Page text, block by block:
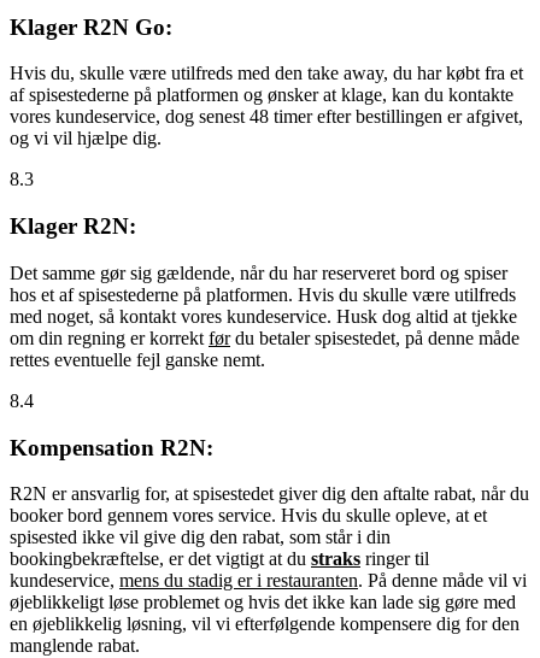
Klager R2N Go:
Hvis du, skulle være utilfreds med den take away, du har købt fra et
af spisestederne på platformen og ønsker at klage, kan du kontakte
vores kundeservice, dog senest 48 timer efter bestillingen er afgivet,
og vi vil hjælpe dig.
8.3
Klager R2N:
Det samme gør sig gældende, når du har reserveret bord og spiser
hos et af spisestederne på platformen. Hvis du skulle være utilfreds
med noget, så kontakt vores kundeservice. Husk dog altid at tjekke
om din regning er korrekt førdu betaler spisestedet, på denne måde
rettes eventuelle fejl ganske nemt.
8.4
Kompensation R2N:
R2N er ansvarlig for, at spisestedet giver dig den aftalte rabat, når du
booker bord gennem vores service. Hvis du skulle opleve, at et
spisested ikke vil give dig den rabat, som står i din
bookingbekræftelse, er det vigtigt at du straks ringer til
kundeservice, mens du stadig er i restauranten. På denne måde vil vi
øjeblikkeligt løse problemet og hvis det ikke kan lade sig gøre med
en øjeblikkelig løsning, vil vi efterfølgende kompensere dig for den
manglende rabat.